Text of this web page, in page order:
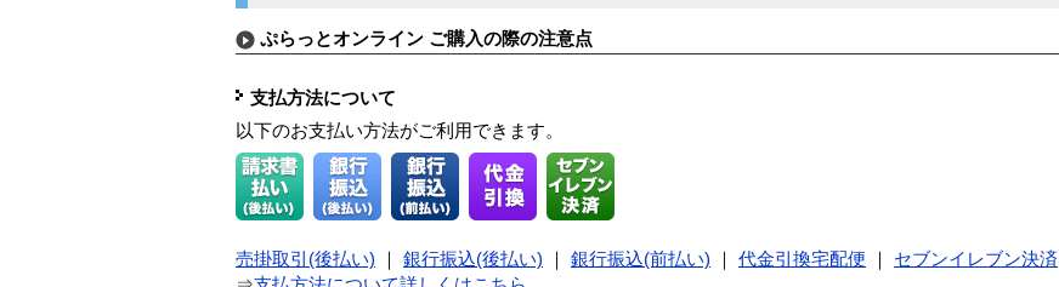
ぷらっとオンライン ご購入の際の注意点
支払方法について
以下のお支払い方法がご利用できます。
売掛取引(後払い) 銀行振込(後払い) 銀行振込(前払い) 代金引換宅配便
セブンイレブン決済